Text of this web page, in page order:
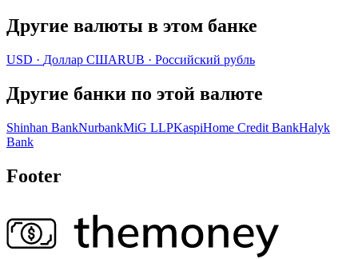
Другие валюты в этом банке
USD · Доллар СШАRUB · Российский рубль
Другие банки по этой валюте
Shinhan BankNurbankMiG LLPKaspiHome Credit BankHalyk
Bank
Footer